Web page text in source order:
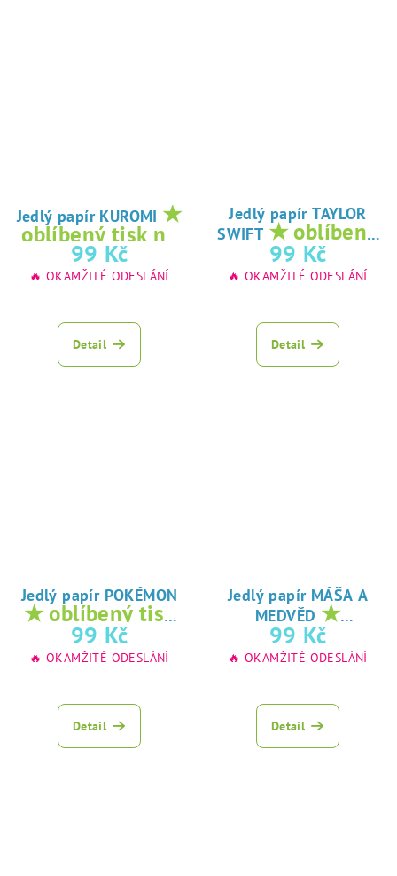
Jedlý papír KUROMI ★
oblíbený tisk na
jedlý papír
99 Kč
🔥 OKAMŽITÉ ODESLÁNÍ
Detail
Jedlý papír TAYLOR
SWIFT ★ oblíbený
tisk na jedlý
papír
99 Kč
🔥 OKAMŽITÉ ODESLÁNÍ
Detail
Jedlý papír POKÉMON
★ oblíbený tisk
na jedlý papír
99 Kč
🔥 OKAMŽITÉ ODESLÁNÍ
Detail
Jedlý papír MÁŠA A
MEDVĚD ★
oblíbený tisk na
jedlý papír
99 Kč
🔥 OKAMŽITÉ ODESLÁNÍ
Detail